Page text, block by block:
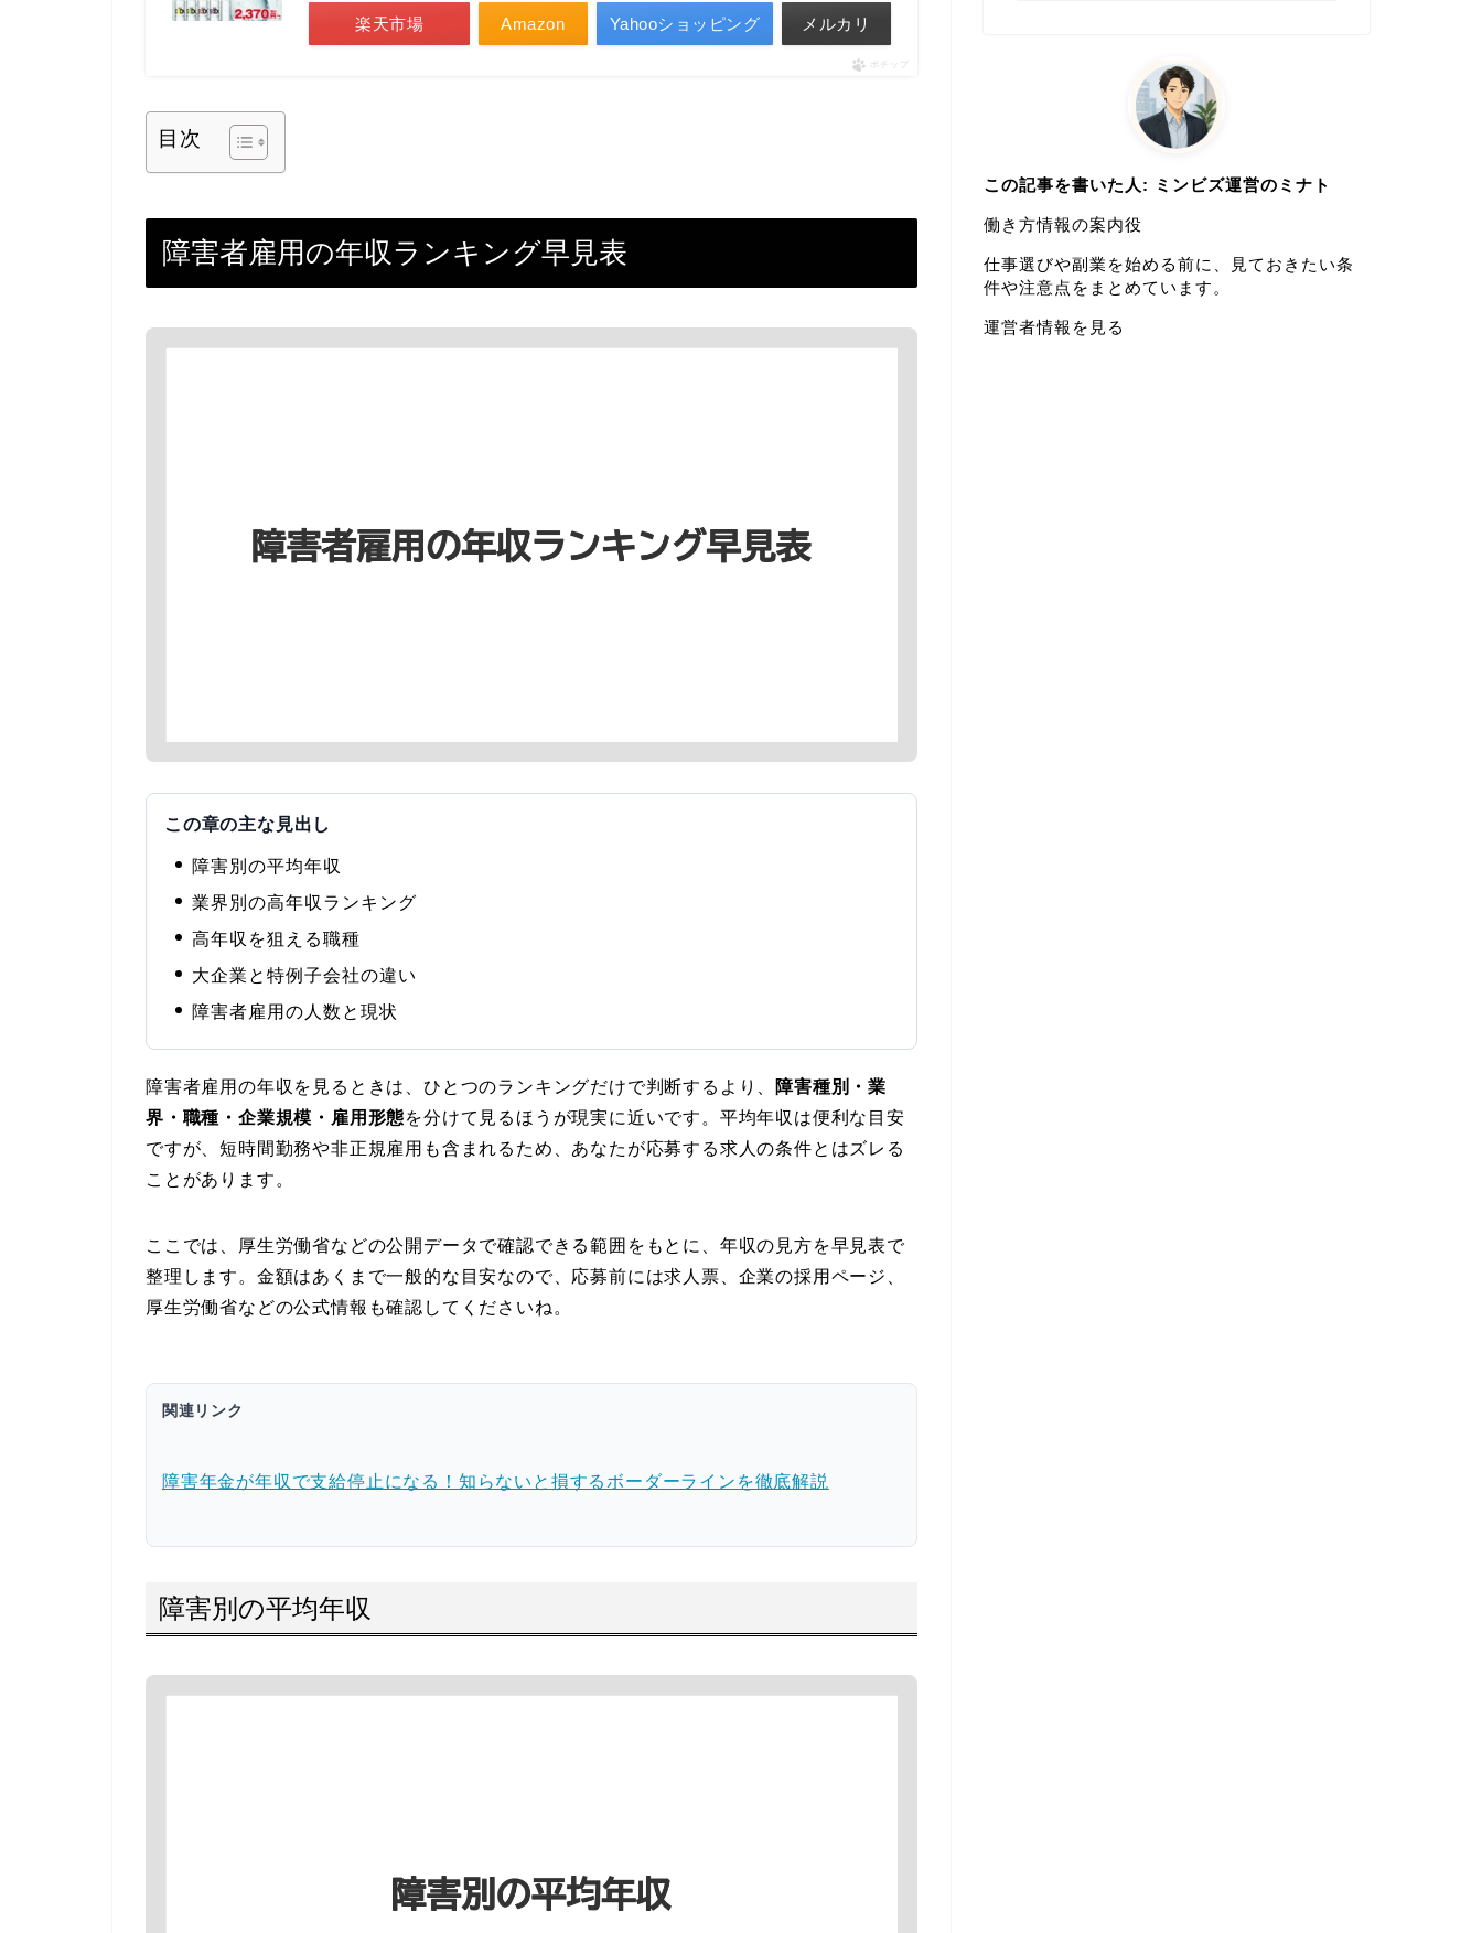
Amazon
楽天市場 Yahooショッピング メルカリ
ポチップ
目次
障害者雇用の年収ランキング早見表
この章の主な見出し
障害別の平均年収
業界別の高年収ランキング
高年収を狙える職種
大企業と特例子会社の違い
障害者雇用の人数と現状
障害者雇用の年収を見るときは、ひとつのランキングだけで判断するより、
障害種別・業
界・職種・企業規模・雇用形態を分けて見るほうが現実に近いです。平均年収は便利な目安
ですが、短時間勤務や非正規雇用も含まれるため、あなたが応募する求人の条件とはズレる
ことがあります。
ここでは、厚生労働省などの公開データで確認できる範囲をもとに、年収の見方を早見表で
整理します。金額はあくまで一般的な目安なので、応募前には求人票、企業の採用ページ、
厚生労働省などの公式情報も確認してくださいね。
関連リンク
障害年金が年収で支給停止になる！知らないと損するボーダーラインを徹底解説
障害別の平均年収
この記事を書いた人: ミンビズ運営のミナト
働き方情報の案内役
仕事選びや副業を始める前に、見ておきたい条
件や注意点をまとめています。
運営者情報を見る